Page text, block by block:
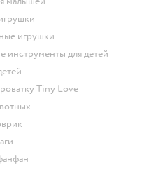
игрушки
инструменты для детей
Tiny Love